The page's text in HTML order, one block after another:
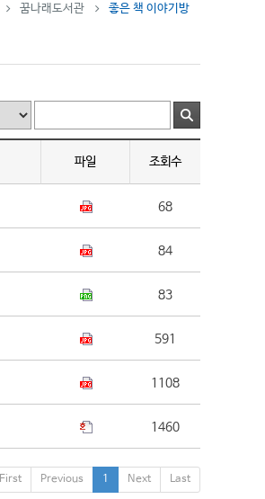
꿈나래도서관 좋은 책 이야기방
파일 조회수
68
84
83
591
1108
1460
First Previous 1 Next Last